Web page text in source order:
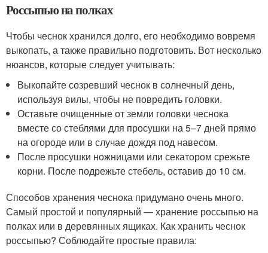
Россыпью на полках
Чтобы чеснок хранился долго, его необходимо вовремя
выкопать, а также правильно подготовить. Вот несколько
нюансов, которые следует учитывать:
Выкопайте созревший чеснок в солнечный день,
используя вилы, чтобы не повредить головки.
Оставьте очищенные от земли головки чеснока
вместе со стеблями для просушки на 5–7 дней прямо
на огороде или в случае дождя под навесом.
После просушки ножницами или секатором срежьте
корни. После подрежьте стебель, оставив до 10 см.
Способов хранения чеснока придумано очень много.
Самый простой и популярный — хранение россыпью на
полках или в деревянных ящиках. Как хранить чеснок
россыпью? Соблюдайте простые правила: